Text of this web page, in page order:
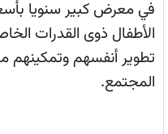
في معرض كبير سنويا
الأطفال ذوى القدرات
تطوير أنفسهم وتمكينهم
المجتمع.